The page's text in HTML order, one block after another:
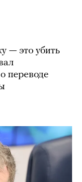
— это убить
переводе